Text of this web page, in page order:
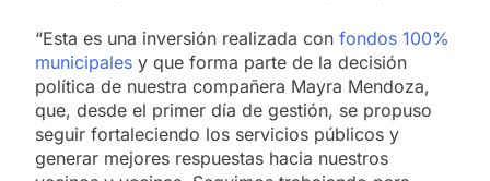
“Esta es una inversión realizada con fondos 100%
municipales y que forma parte de la decisión
política de nuestra compañera Mayra Mendoza,
que, desde el primer día de gestión, se propuso
seguir fortaleciendo los servicios públicos y
generar mejores respuestas hacia nuestros